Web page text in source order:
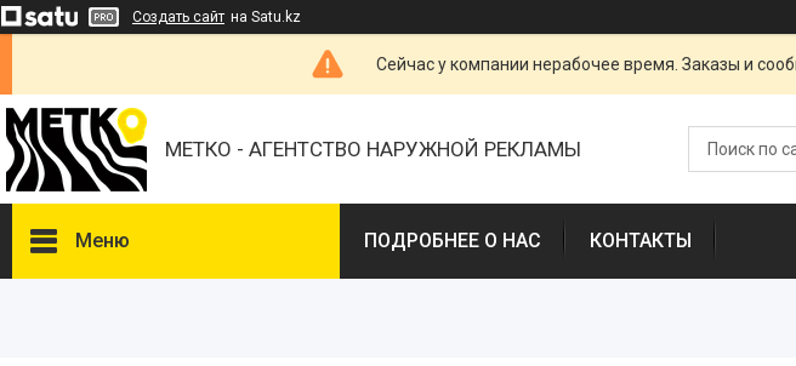
Создать сайт на Satu.kz
Сейчас у компании нерабочее время. Заказы и
МЕТКО - АГЕНТСТВО НАРУЖНОЙ РЕКЛАМЫ
Меню ПОДРОБНЕЕ О НАС КОНТАКТЫ